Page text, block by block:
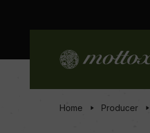
Home Producer